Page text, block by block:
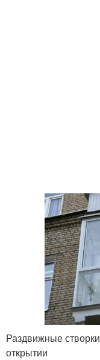
Раздвижные
открытии